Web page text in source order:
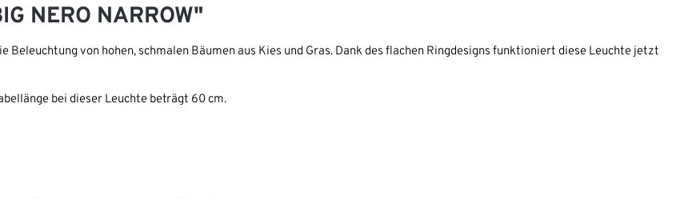
NERO NARROW"
Beleuchtung von hohen, schmalen Bäumen aus Kies und Gras. Dank des flachen Ringdesigns funktioniert diese Leuchte jetzt
bei dieser Leuchte beträgt 60 cm.